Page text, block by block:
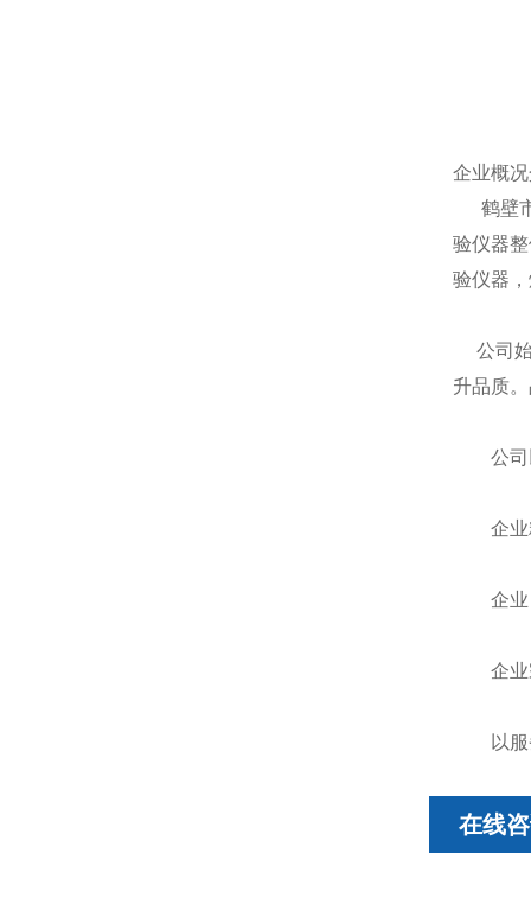
企业概
鹤壁市
验仪器
验仪器
公司始
升品质
公司以
企业精
企业目
企业宗
以服务
在线